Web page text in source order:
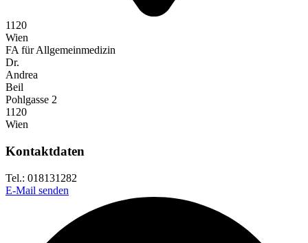
1120
Wien
FA für Allgemeinmedizin
Dr.
Andrea
Beil
Pohlgasse 2
1120
Wien
Kontaktdaten
Tel.: 018131282
E-Mail senden